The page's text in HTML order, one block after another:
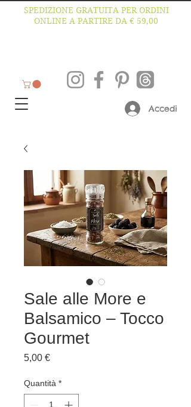
SPEDIZIONE GRATUITA PER ORDINI
ONLINE A PARTIRE DA € 59,00
Accedi
Sale alle More e
Balsamico – Tocco
Gourmet
5,00 €Prezzo
Quantità *